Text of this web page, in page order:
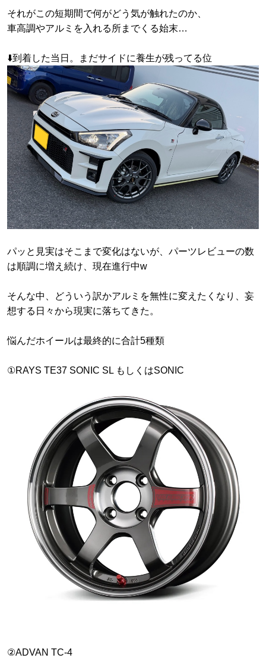
それがこの短期間で何がどう気が触れたのか、
車高調やアルミを入れる所までくる始末…
⬇️到着した当日。まだサイドに養生が残ってる位
パッと見実はそこまで変化はないが、パーツレビューの数
は順調に増え続け、現在進行中w
そんな中、どういう訳かアルミを無性に変えたくなり、妄
想する日々から現実に落ちてきた。
悩んだホイールは最終的に合計5種類
①RAYS TE37 SONIC SL もしくはSONIC
②ADVAN TC-4